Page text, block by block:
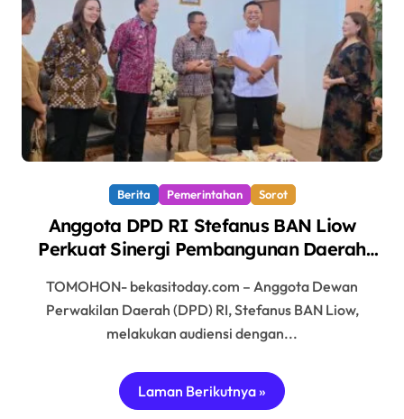
Berita Pemerintahan Sorot
Anggota DPD RI Stefanus BAN Liow
Perkuat Sinergi Pembangunan Daerah
TOMOHON- bekasitoday.com – Anggota Dewan
Perwakilan Daerah (DPD) RI, Stefanus BAN Liow,
melakukan audiensi dengan...
Laman Berikutnya »